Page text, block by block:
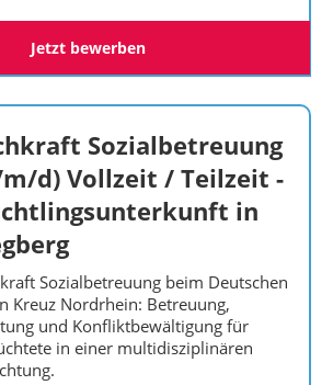
Jetzt bewerben
Sozialbetreuung
d) Vollzeit / Teilzeit -
in
Sozialbetreuung beim Deutschen
Kreuz Nordrhein: Betreuung,
und Konfliktbewältigung für
in einer multidisziplinären